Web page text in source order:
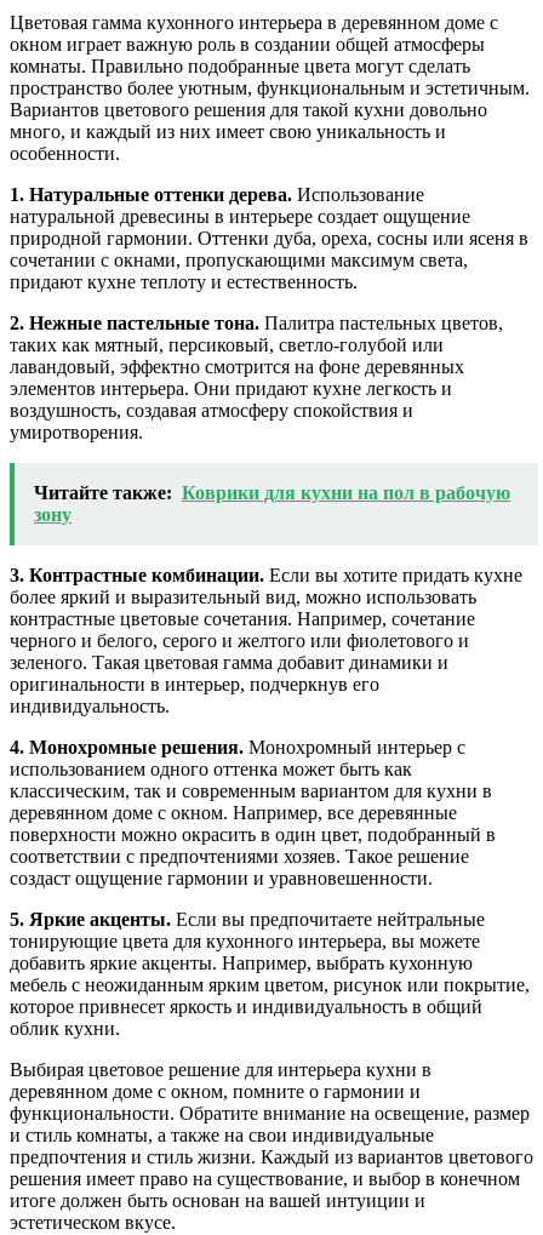
Цветовая гамма кухонного интерьера в деревянном доме с
окном играет важную роль в создании общей атмосферы
комнаты. Правильно подобранные цвета могут сделать
пространство более уютным, функциональным и эстетичным.
Вариантов цветового решения для такой кухни довольно
много, и каждый из них имеет свою уникальность и
особенности.
1. Натуральные оттенки дерева. Использование
натуральной древесины в интерьере создает ощущение
природной гармонии. Оттенки дуба, ореха, сосны или ясеня в
сочетании с окнами, пропускающими максимум света,
придают кухне теплоту и естественность.
2. Нежные пастельные тона. Палитра пастельных цветов,
таких как мятный, персиковый, светло-голубой или
лавандовый, эффектно смотрится на фоне деревянных
элементов интерьера. Они придают кухне легкость и
воздушность, создавая атмосферу спокойствия и
умиротворения.
Читайте также: Коврики для кухни на пол в рабочую
зону
3. Контрастные комбинации. Если вы хотите придать кухне
более яркий и выразительный вид, можно использовать
контрастные цветовые сочетания. Например, сочетание
черного и белого, серого и желтого или фиолетового и
зеленого. Такая цветовая гамма добавит динамики и
оригинальности в интерьер, подчеркнув его
индивидуальность.
4. Монохромные решения. Монохромный интерьер с
использованием одного оттенка может быть как
классическим, так и современным вариантом для кухни в
деревянном доме с окном. Например, все деревянные
поверхности можно окрасить в один цвет, подобранный в
соответствии с предпочтениями хозяев. Такое решение
создаст ощущение гармонии и уравновешенности.
5. Яркие акценты. Если вы предпочитаете нейтральные
тонирующие цвета для кухонного интерьера, вы можете
добавить яркие акценты. Например, выбрать кухонную
мебель с неожиданным ярким цветом, рисунок или покрытие,
которое привнесет яркость и индивидуальность в общий
облик кухни.
Выбирая цветовое решение для интерьера кухни в
деревянном доме с окном, помните о гармонии и
функциональности. Обратите внимание на освещение, размер
и стиль комнаты, а также на свои индивидуальные
предпочтения и стиль жизни. Каждый из вариантов цветового
решения имеет право на существование, и выбор в конечном
итоге должен быть основан на вашей интуиции и
эстетическом вкусе.